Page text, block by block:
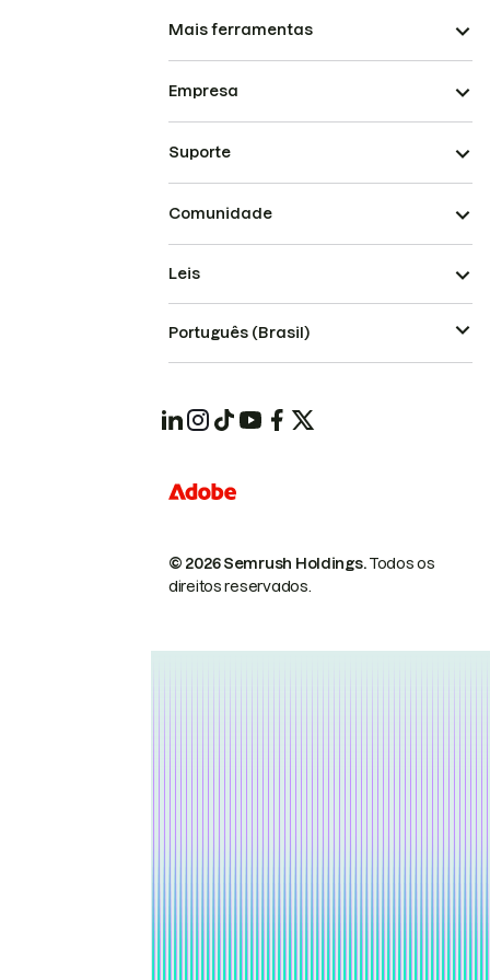
Mais ferramentas
Empresa
Suporte
Comunidade
© 2026 Semrush Holdings.Todos os
direitos reservados.
Leis
Português (Brasil)